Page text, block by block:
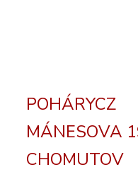
POHÁRYCZ
MÁNESOVA
CHOMUTOV